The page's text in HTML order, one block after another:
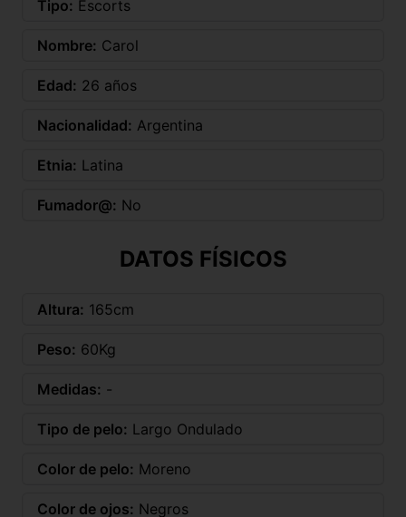
Tipo: Escorts
Nombre: Carol
Edad: 26 años
Nacionalidad: Argentina
Etnia: Latina
Fumador@: No
DATOS FÍSICOS
Altura: 165cm
Peso: 60Kg
Medidas: -
Tipo de pelo: Largo Ondulado
Color de pelo: Moreno
Color de ojos: Negros